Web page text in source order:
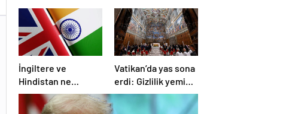
İngiltere ve
Hindistan ne
üzerine anlaştı?
Vatikan’da yas sona
erdi: Gizlilik yemini
edildi, seçim
başlıyor